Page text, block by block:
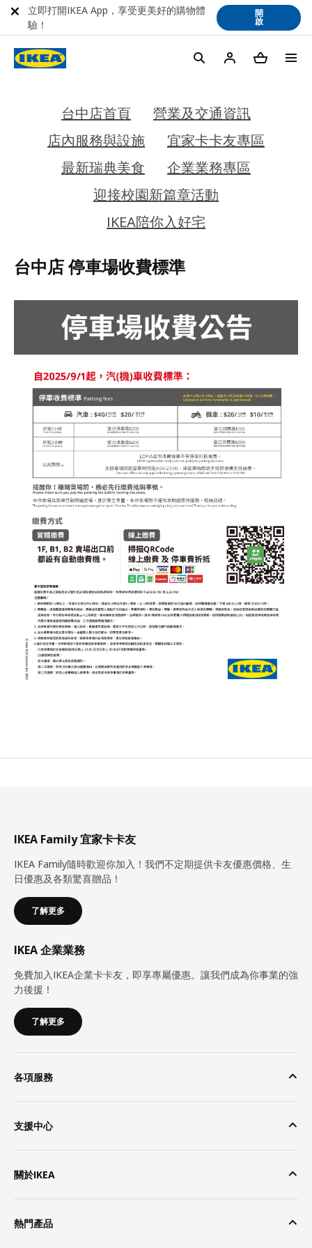
台中店首頁
營業及交通資訊
店內服務與設施
宜家卡卡友專區
最新瑞典美食
企業業務專區
迎接校園新篇章活動
IKEA陪你入好宅
台中店 停車場收費標準
IKEA Family 宜家卡卡友
IKEA Family隨時歡迎你加入！我們不定期提供卡友優惠價格、生
日優惠及各類驚喜贈品！
了解更多
IKEA 企業業務
免費加入IKEA企業卡卡友，即享專屬優惠。讓我們成為你事業的強
力後援！
了解更多
各項服務
支援中心
關於IKEA
熱門產品
立即打開IKEA App，享受更美好的購物體
驗！
開
啟